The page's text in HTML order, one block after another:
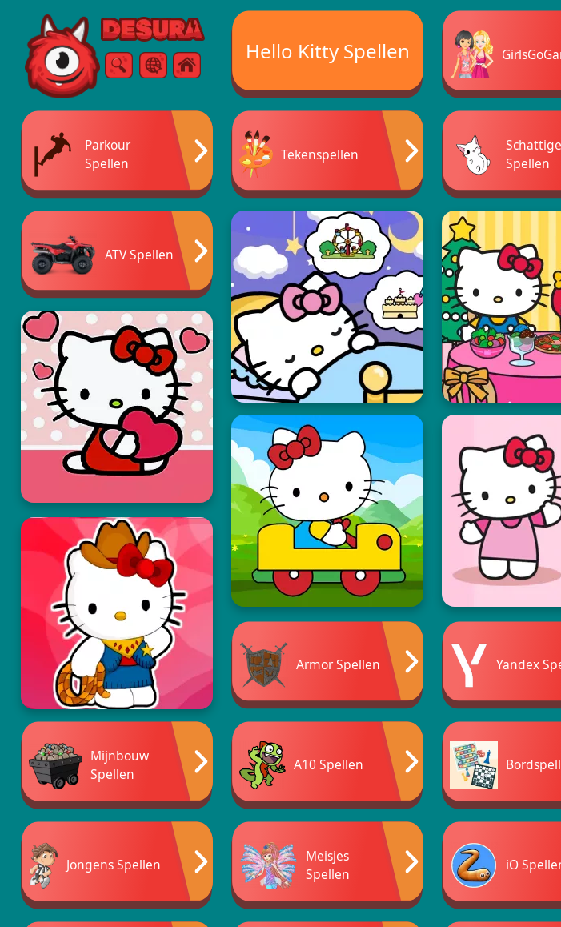
Free Online Games
ZoekenMenu
Hello Kitty Spellen
Parkour
Spellen
Tekenspellen
Schattige
Spellen
ATV Spellen
Armor Spellen Yandex
Mijnbouw
Spellen
A10 Spellen
Jongens Spellen
Meisjes
Spellen
iO